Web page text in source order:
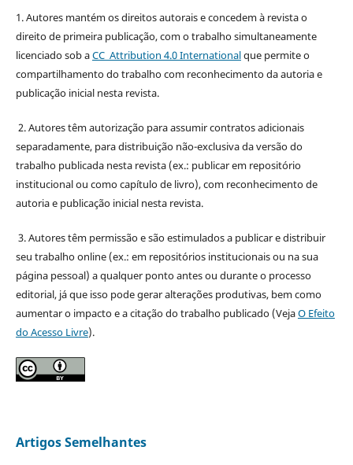
1. Autores mantém os direitos autorais e concedem à revista o
direito de primeira publicação, com o trabalho simultaneamente
licenciado sob aCC Attribution 4.0 Internationalque permite o
compartilhamento do trabalho com reconhecimento da autoria e
publicação inicial nesta revista.
2. Autores têm autorização para assumir contratos adicionais
separadamente, para distribuição não-exclusiva da versão do
trabalho publicada nesta revista (ex.: publicar em repositório
institucional ou como capítulo de livro), com reconhecimento de
autoria e publicação inicial nesta revista.
3. Autores têm permissão e são estimulados a publicar e distribuir
seu trabalho online (ex.: em repositórios institucionais ou na sua
página pessoal) a qualquer ponto antes ou durante o processo
editorial, já que isso pode gerar alterações produtivas, bem como
aumentar o impacto e a citação do trabalho publicado (VejaO Efeito
do Acesso Livre).
Artigos Semelhantes